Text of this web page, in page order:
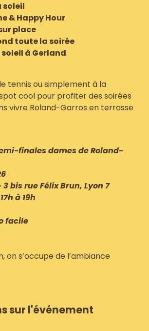
soleil
& Happy Hour
place
toute la soirée
à Gerland
tennis ou simplement à la
cool pour profiter des soirées
vivre Roland-Garros en terrasse
finales dames de Roland-
bis rue Félix Brun, Lyon 7
à 19h
facile
on s’occupe de l’ambiance
sur l'événement